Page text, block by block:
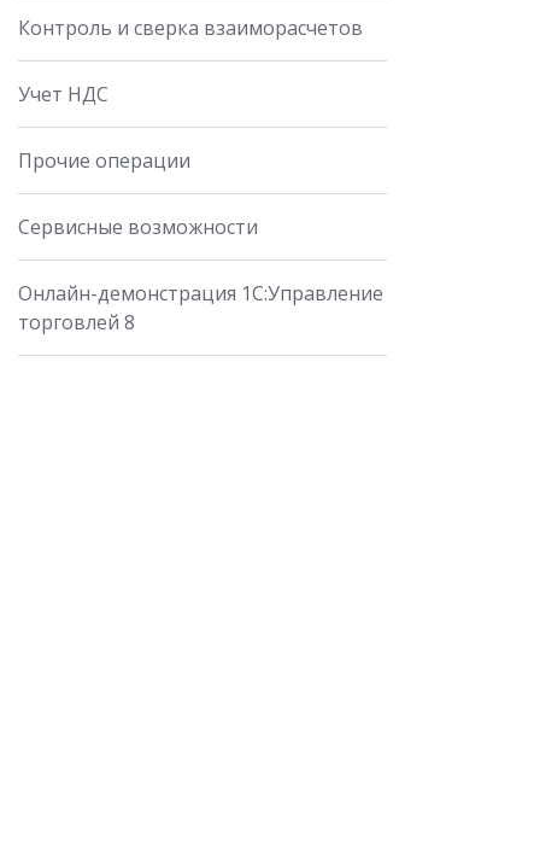
Контроль и сверка взаиморасчетов
Учет НДС
Прочие операции
Сервисные возможности
Онлайн-демонстрация 1С:Управление
торговлей 8